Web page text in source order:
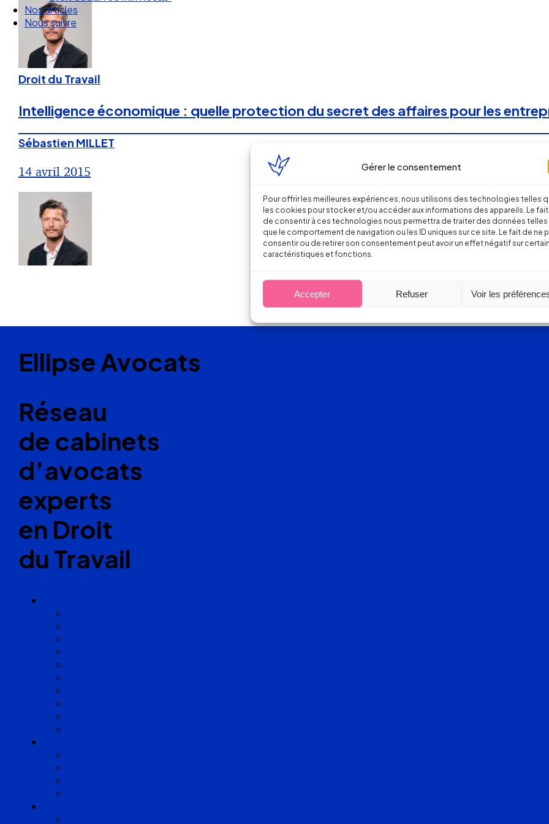
Gérer le consentement
Pour offrir les meilleures expériences, nous utilisons des technologies telles
les cookies pour stocker et/ou accéder aux informations des appareils. Le fait
de consentir à ces technologies nous permettra de traiter des données telles
que le comportement de navigation ou les ID uniques sur ce site. Le fait de ne
consentir ou de retirer son consentement peut avoir un effet négatif sur
caractéristiques et fonctions.
Accepter Refuser Voir les
Nous suivre
Droit du Travail
Intelligence économique : quelle protection du secret des affaires pour les
Sébastien MILLET
14 avril 2015
Ellipse Avocats
Réseau
de cabinets
d’avocats
experts
en Droit
du Travail